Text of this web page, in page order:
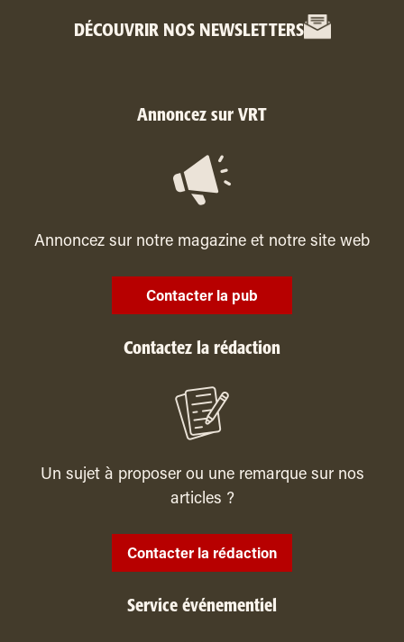
DÉCOUVRIR NOS NEWSLETTERS
Annoncez sur VRT
Annoncez sur notre magazine et notre site web
Contacter la pub
Contactez la rédaction
Un sujet à proposer ou une remarque sur nos
articles ?
Contacter la rédaction
Service événementiel